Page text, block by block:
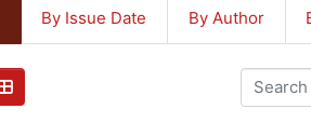
By Issue Date By Author